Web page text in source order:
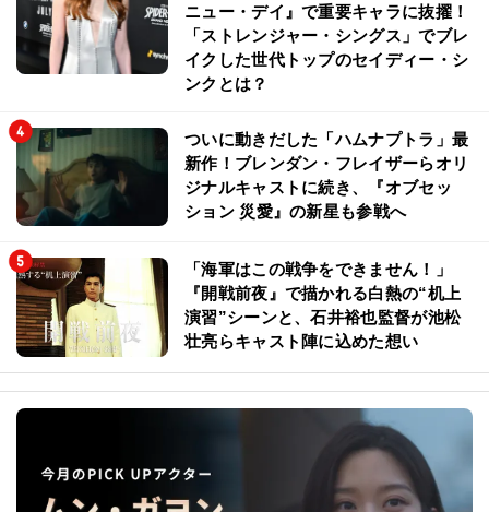
ニュー・デイ』で重要キャラに抜擢！
「ストレンジャー・シングス」でブレ
イクした世代トップのセイディー・シ
ンクとは？
ついに動きだした「ハムナプトラ」最
新作！ブレンダン・フレイザーらオリ
ジナルキャストに続き、『オブセッ
ション 災愛』の新星も参戦へ
「海軍はこの戦争をできません！」
『開戦前夜』で描かれる白熱の“机上
演習”シーンと、石井裕也監督が池松
壮亮らキャスト陣に込めた想い